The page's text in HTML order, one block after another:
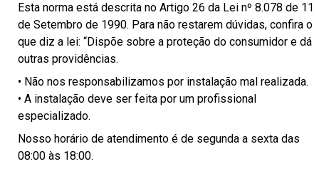
Esta norma está descrita no Artigo 26 da Lei nº 8.078 de 11
de Setembro de 1990. Para não restarem dúvidas, confira o
que diz a lei: “Dispõe sobre a proteção do consumidor e dá
outras providências.
• Não nos responsabilizamos por instalação mal realizada.
• A instalação deve ser feita por um profissional
especializado.
Nosso horário de atendimento é de segunda a sexta das
08:00 às 18:00.